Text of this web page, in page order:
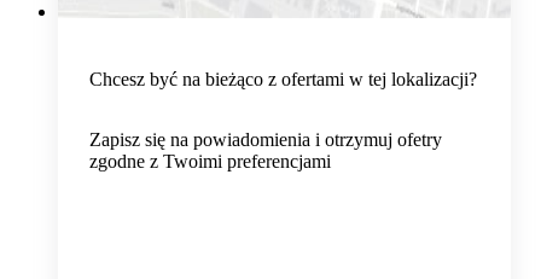
Chcesz być na bieżąco z ofertami w tej lokalizacji?
Zapisz się na powiadomienia i otrzymuj ofetry
zgodne z Twoimi preferencjami